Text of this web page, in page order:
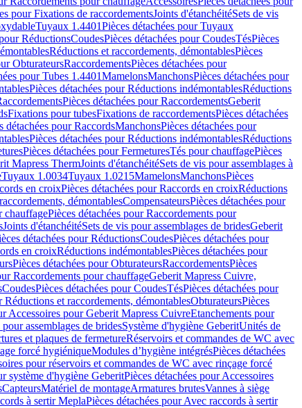
pour Fixations de raccordementsJoints d'étanchéitéSets de vis
Tuyaux 1.4401Pièces détachées pour Tuyaux
RéductionsCoudesPièces détachées pour CoudesTésPièces
Réductions et raccordements, démontablesPièces
ObturateursRaccordementsPièces détachées pour
pour Tubes 1.4401MamelonsManchonsPièces détachées pour
Pièces détachées pour Réductions indémontablesRéductions
Pièces détachées pour RaccordementsGeberit
Fixations pour tubesFixations de raccordementsPièces détachées
détachées pour RaccordsManchonsPièces détachées pour
Pièces détachées pour Réductions indémontablesRéductions
Pièces détachées pour FermeturesTés pour chauffagePièces
Mapress ThermJoints d'étanchéitéSets de vis pour assemblages à
Tuyaux 1.0034Tuyaux 1.0215MamelonsManchonsPièces
en croixPièces détachées pour Raccords en croixRéductions
démontablesCompensateursPièces détachées pour
chauffagePièces détachées pour Raccordements pour
Joints d'étanchéitéSets de vis pour assemblages de bridesGeberit
détachées pour RéductionsCoudesPièces détachées pour
en croixRéductions indémontablesPièces détachées pour
Pièces détachées pour ObturateursRaccordementsPièces
Raccordements pour chauffageGeberit Mapress Cuivre,
CoudesPièces détachées pour CoudesTésPièces détachées pour
Réductions et raccordements, démontablesObturateursPièces
Accessoires pour Geberit Mapress CuivreEtanchements pour
pour assemblages de bridesSystème d'hygiène GeberitUnités de
et plaques de fermetureRéservoirs et commandes de WC avec
forcé hygiéniqueModules d’hygiène intégrésPièces détachées
pour réservoirs et commandes de WC avec rinçage forcé
système d'hygiène GeberitPièces détachées pour Accessoires
CapteursMatériel de montageArmatures brutesVannes à siège
à sertir MeplaPièces détachées pour Avec raccords à sertir